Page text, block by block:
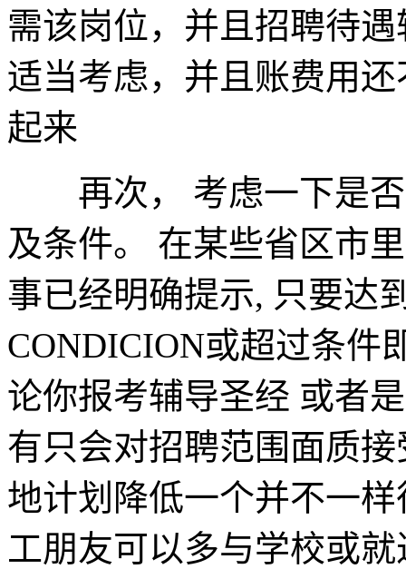
需该岗位，并且招聘待
适当考虑，并且账费用
起来
再次， 考虑一下是否
及条件。 在某些省区市
事已经明确提示, 只要达
CONDICION或超过条件
论你报考辅导圣经 或者
有只会对招聘范围面质
地计划降低一个并不一
工朋友可以多与学校或